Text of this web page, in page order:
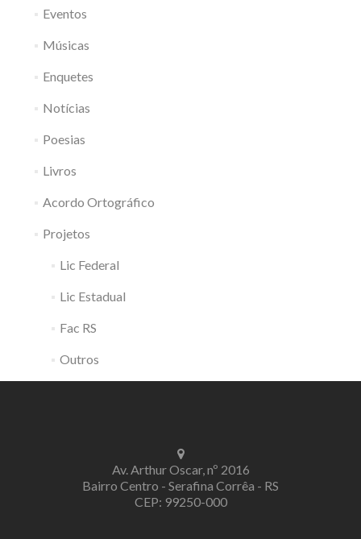
Eventos
Músicas
Enquetes
Notícias
Poesias
Livros
Acordo Ortográfico
Projetos
Lic Federal
Lic Estadual
Fac RS
Outros
Av. Arthur Oscar, nº 2016
Bairro Centro - Serafina Corrêa - RS
CEP: 99250-000